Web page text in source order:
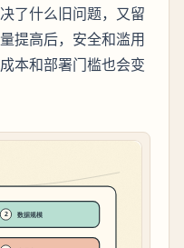
了什么旧问题，又留
提高后，安全和滥用
本和部署门槛也会变